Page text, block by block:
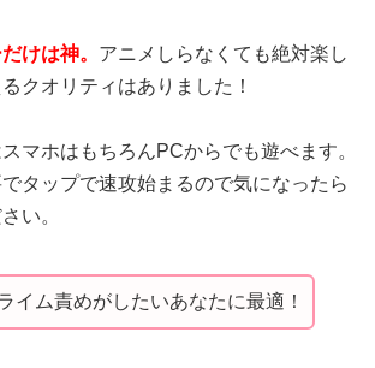
けは神。 アニメしらなくても絶対楽し
クオリティはありました！
マホはもちろんPCからでも遊べます。
タップで速攻始まるので気になったら
い。
イム責めがしたいあなたに最適！